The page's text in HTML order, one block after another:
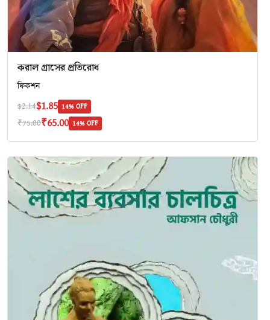
করাল গ্রাসের প্রতিরোধ
ফিকশন
$2.14$1.85 14% OFF
₹75.00₹65.00 14% OFF